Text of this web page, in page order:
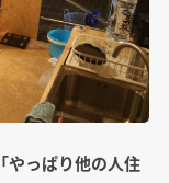
「やっぱり他の人住